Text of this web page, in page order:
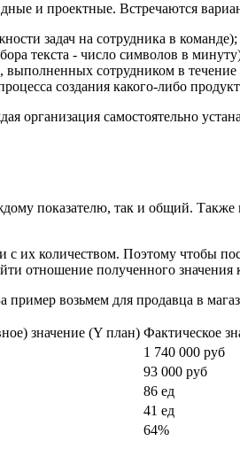
и проектные. Встречаются
задач на сотрудника в команде);
текста - число символов в
выполненных сотрудником в течение
создания какого-либо
организация самостоятельно
показателю, так и общий.
их количеством. Поэтому чтобы
отношение полученного значения
пример возьмем для продавца в
значение (Y план) Фактическое
1 740 000 руб
93 000 руб
86 ед
41 ед
64%